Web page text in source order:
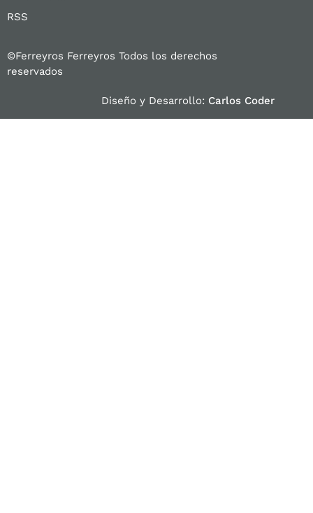
RSS
©Ferreyros Ferreyros Todos los derechos
reservados
Diseño y Desarrollo: Carlos Coder